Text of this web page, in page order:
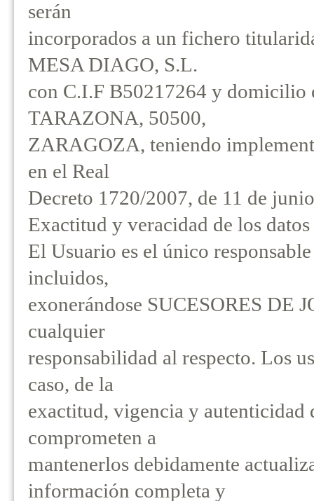
serán
incorporados a un fichero
MESA DIAGO, S.L.
con C.I.F B50217264 y
TARAZONA, 50500,
ZARAGOZA, teniendo
en el Real
Decreto 1720/2007, de 11 de
Exactitud y veracidad de los
El Usuario es el único
incluidos,
exonerándose SUCESORES DE
cualquier
responsabilidad al respecto. Los
caso, de la
exactitud, vigencia y autenticidad
comprometen a
mantenerlos debidamente
información completa y